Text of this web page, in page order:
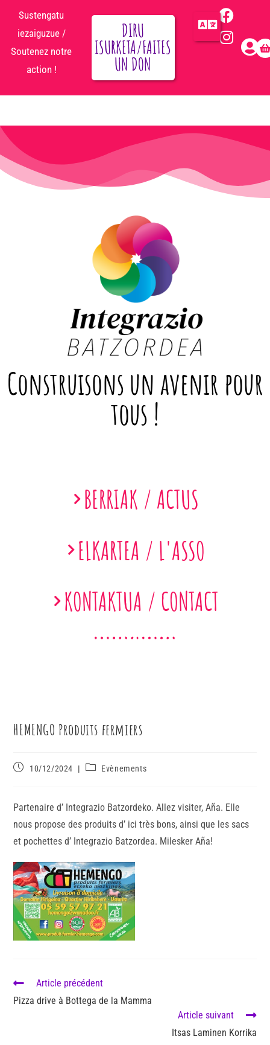
Sustengatu
iezaiguzue /
Soutenez notre
action !
DIRU
ISURKETA/FAITES
UN DON
Construisons un avenir pour
tous !
BERRIAK / ACTUS
ELKARTEA / L'ASSO
KONTAKTUA / CONTACT
HEMENGO Produits fermiers
10/12/2024 Evènements
Partenaire d’ Integrazio Batzordeko. Allez visiter, Aña. Elle
nous propose des produits d’ ici très bons, ainsi que les sacs
et pochettes d’ Integrazio Batzordea. Milesker Aña!
Article précédent
Pizza drive à Bottega de la Mamma
Article suivant
Itsas Laminen Korrika